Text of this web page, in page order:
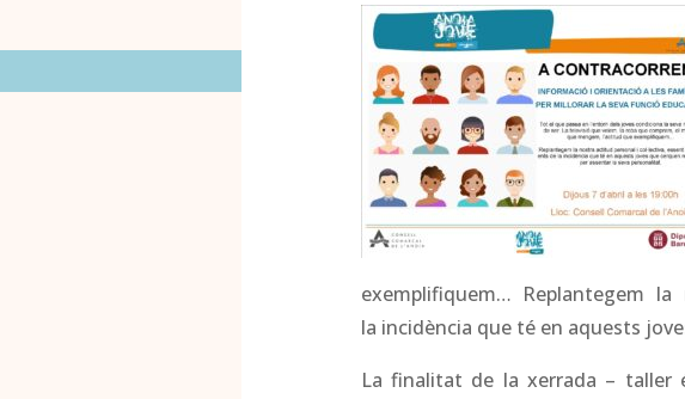
exemplifiquem… Replantegem
la incidència que té en aquests
La finalitat de la xerrada – taller